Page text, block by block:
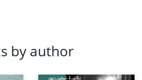
by author